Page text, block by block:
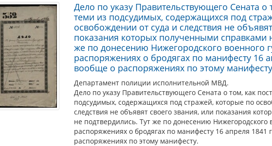
Дело по указу Правительствующего Сената о
теми из подсудимых, содержащихся под
освобождении от суда и следствия не
показания которых полученными справками
же по донесению Нижегородского военного
распоряжениях о бродягах по манифесту 16
вообще о распоряжениях по этому манифесту
Департамент полиции исполнительной МВД.
Дело по указу Правительствующего Сената о том, как
подсудимых, содержащихся под стражей, которые по
следствия не объявят своего звания, или показания
не подтвердились. Тут же по донесению Нижегородского
распоряжениях о бродягах по манифесту 16 апреля 1841
распоряжениях по этому манифесту.